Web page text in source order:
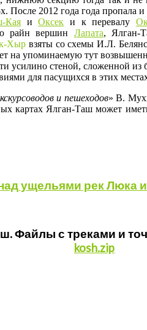
2012 года года пропала и
Кая иОксек и к перевалу
райн вершин Лапата,
Хыр взяты со схемы И.Л.
на упоминаемую тут
усилино стеной, сложенной из
для пасущихся в этих
и пешеходов» В.
картах Ялган-Таш может
ущельями рекЛюкаи
Файлы с треками и
kosh.zip